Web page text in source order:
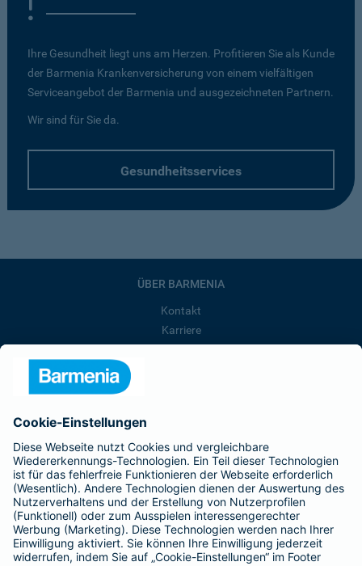
Ihre Gesundheit liegt uns am Herzen. Profitieren Sie als Kunde
der Barmenia Krankenversicherung von einem vielfältigen
Serviceangebot der Barmenia und ausgezeichneten Partnern.
Wir sind für Sie da.
Gesundheitsservices
ÜBER BARMENIA
Kontakt
Karriere
Barmenia ist Teil der BarmeniaGothaer
BELIEBTE SEITEN
Kranken-Zusatzversicherung
Tierversicherungen
Haftpflichtversicherung
Hausratversicherung